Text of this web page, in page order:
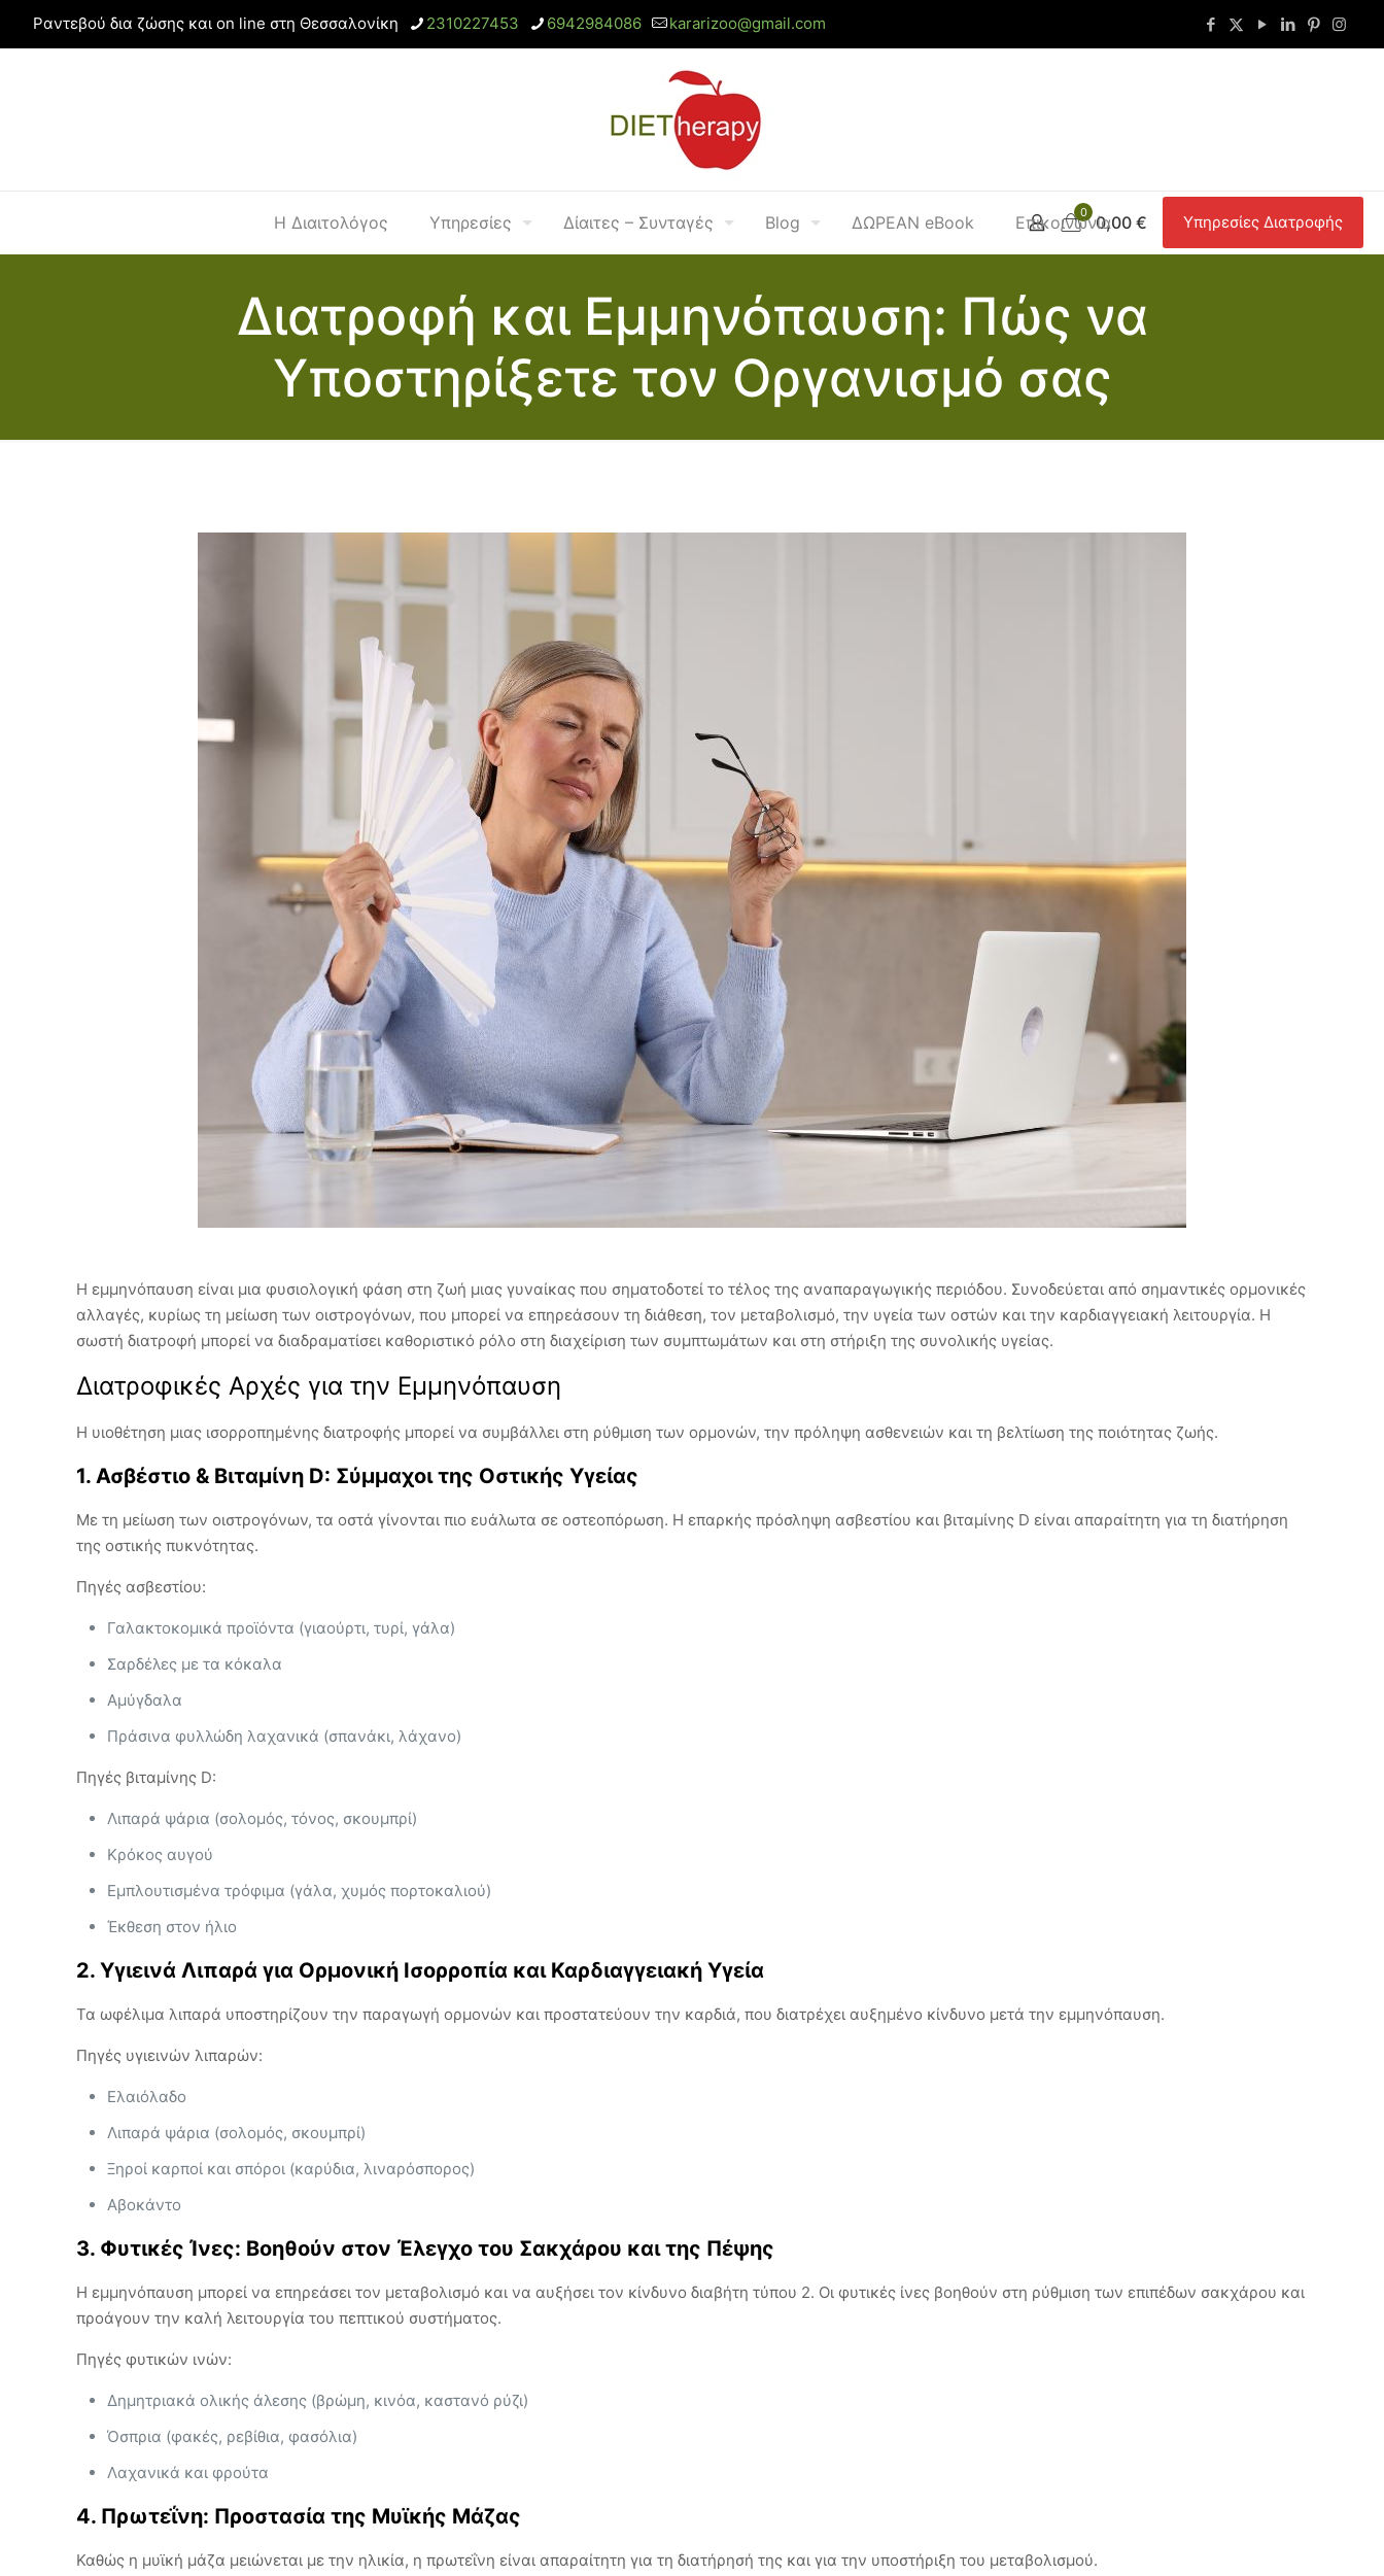
Ραντεβού δια ζώσης και on line στη Θεσσαλονίκη 2310227453 6942984086 kararizoo@gmail.com
Η Διαιτολόγος Υπηρεσίες Δίαιτες – Συνταγές Blog ΔΩΡΕΑΝ eBook Επικοινωνία
0 0,00 € Υπηρεσίες Διατροφής
Διατροφή και Εμμηνόπαυση: Πώς να
Υποστηρίξετε τον Οργανισμό σας
Η εμμηνόπαυση είναι μια φυσιολογική φάση στη ζωή μιας γυναίκας που σηματοδοτεί το τέλος της αναπαραγωγικής περιόδου. Συνοδεύεται από σημαντικές ορμονικές
αλλαγές, κυρίως τη μείωση των οιστρογόνων, που μπορεί να επηρεάσουν τη διάθεση, τον μεταβολισμό, την υγεία των οστών και την καρδιαγγειακή λειτουργία. Η
σωστή διατροφή μπορεί να διαδραματίσει καθοριστικό ρόλο στη διαχείριση των συμπτωμάτων και στη στήριξη της συνολικής υγείας.
Διατροφικές Αρχές για την Εμμηνόπαυση
Η υιοθέτηση μιας ισορροπημένης διατροφής μπορεί να συμβάλλει στη ρύθμιση των ορμονών, την πρόληψη ασθενειών και τη βελτίωση της ποιότητας ζωής.
1. Ασβέστιο & Βιταμίνη D: Σύμμαχοι της Οστικής Υγείας
Με τη μείωση των οιστρογόνων, τα οστά γίνονται πιο ευάλωτα σε οστεοπόρωση. Η επαρκής πρόσληψη ασβεστίου και βιταμίνης D είναι απαραίτητη για τη διατήρηση
της οστικής πυκνότητας.
Πηγές ασβεστίου:
Γαλακτοκομικά προϊόντα (γιαούρτι, τυρί, γάλα)
Σαρδέλες με τα κόκαλα
Αμύγδαλα
Πράσινα φυλλώδη λαχανικά (σπανάκι, λάχανο)
Πηγές βιταμίνης D:
Λιπαρά ψάρια (σολομός, τόνος, σκουμπρί)
Κρόκος αυγού
Εμπλουτισμένα τρόφιμα (γάλα, χυμός πορτοκαλιού)
Έκθεση στον ήλιο
2. Υγιεινά Λιπαρά για Ορμονική Ισορροπία και Καρδιαγγειακή Υγεία
Τα ωφέλιμα λιπαρά υποστηρίζουν την παραγωγή ορμονών και προστατεύουν την καρδιά, που διατρέχει αυξημένο κίνδυνο μετά την εμμηνόπαυση.
Πηγές υγιεινών λιπαρών:
Ελαιόλαδο
Λιπαρά ψάρια (σολομός, σκουμπρί)
Ξηροί καρποί και σπόροι (καρύδια, λιναρόσπορος)
Αβοκάντο
3. Φυτικές Ίνες: Βοηθούν στον Έλεγχο του Σακχάρου και της Πέψης
Η εμμηνόπαυση μπορεί να επηρεάσει τον μεταβολισμό και να αυξήσει τον κίνδυνο διαβήτη τύπου 2. Οι φυτικές ίνες βοηθούν στη ρύθμιση των επιπέδων σακχάρου και
προάγουν την καλή λειτουργία του πεπτικού συστήματος.
Πηγές φυτικών ινών:
Δημητριακά ολικής άλεσης (βρώμη, κινόα, καστανό ρύζι)
Όσπρια (φακές, ρεβίθια, φασόλια)
Λαχανικά και φρούτα
4. Πρωτεΐνη: Προστασία της Μυϊκής Μάζας
Καθώς η μυϊκή μάζα μειώνεται με την ηλικία, η πρωτεΐνη είναι απαραίτητη για τη διατήρησή της και για την υποστήριξη του μεταβολισμού.